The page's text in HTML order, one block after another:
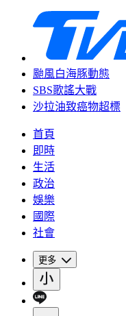
颱風白海豚動態
SBS歌謠大戰
沙拉油致癌物超標
首頁
即時
生活
政治
娛樂
國際
社會
更多